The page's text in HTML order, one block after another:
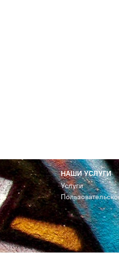
НАШИ УСЛУГИ
Услуги